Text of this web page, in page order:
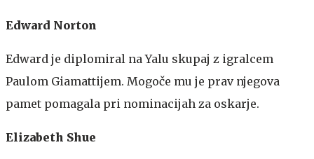
Edward Norton
Edward je diplomiral na Yalu skupaj z igralcem
Paulom Giamattijem. Mogoče mu je prav njegova
pamet pomagala pri nominacijah za oskarje.
Elizabeth Shue